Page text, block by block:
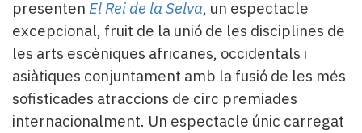
Subscriptors
newsletter
del
Pallars
Contingut
patrocinat
presenten El Rei de la Selva, un espectacle
excepcional, fruit de la unió de les disciplines de
les arts escèniques africanes, occidentals i
asiàtiques conjuntament amb la fusió de les més
sofisticades atraccions de circ premiades
internacionalment. Un espectacle únic carregat